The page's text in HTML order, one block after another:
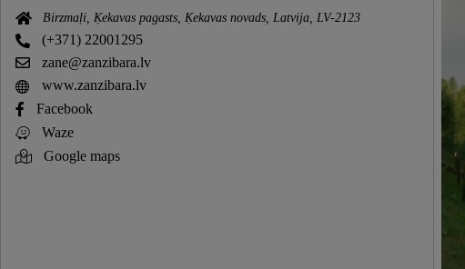
Birzmaļi, Ķekavas pagasts, Ķekavas novads, Latvija, LV-2123
(+371) 22001295
zane@zanzibara.lv
www.zanzibara.lv
Facebook
Waze
Google maps